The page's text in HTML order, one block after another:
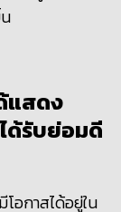
แสดง
ด้รับย่อมดี
อกาสได้อยู่ใน